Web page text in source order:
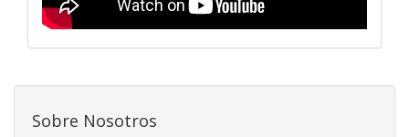
Sobre Nosotros